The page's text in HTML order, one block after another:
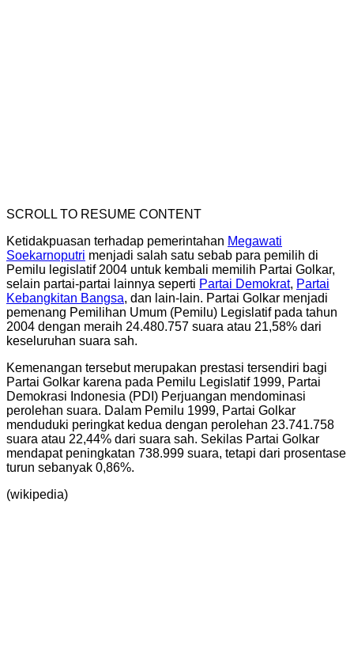
SCROLL TO RESUME CONTENT
Ketidakpuasan terhadap pemerintahan Megawati
Soekarnoputri menjadi salah satu sebab para pemilih di
Pemilu legislatif 2004 untuk kembali memilih Partai Golkar,
selain partai-partai lainnya seperti Partai Demokrat, Partai
Kebangkitan Bangsa, dan lain-lain. Partai Golkar menjadi
pemenang Pemilihan Umum (Pemilu) Legislatif pada tahun
2004 dengan meraih 24.480.757 suara atau 21,58% dari
keseluruhan suara sah.
Kemenangan tersebut merupakan prestasi tersendiri bagi
Partai Golkar karena pada Pemilu Legislatif 1999, Partai
Demokrasi Indonesia (PDI) Perjuangan mendominasi
perolehan suara. Dalam Pemilu 1999, Partai Golkar
menduduki peringkat kedua dengan perolehan 23.741.758
suara atau 22,44% dari suara sah. Sekilas Partai Golkar
mendapat peningkatan 738.999 suara, tetapi dari prosentase
turun sebanyak 0,86%.
(wikipedia)